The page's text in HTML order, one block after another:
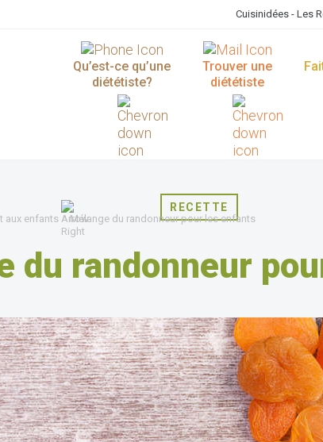
Cuisinidées - Les
Qu’est-ce qu’une
diététiste?
Trouver une
diététiste
aux enfants Mélange du randonneur pour les enfants
RECETTE
du randonneur